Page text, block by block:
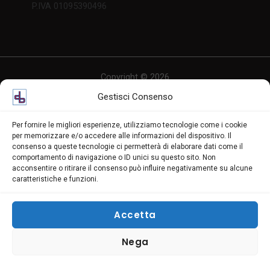
Gestisci Consenso
Per fornire le migliori esperienze, utilizziamo tecnologie come i cookie
per memorizzare e/o accedere alle informazioni del dispositivo. Il
consenso a queste tecnologie ci permetterà di elaborare dati come il
comportamento di navigazione o ID unici su questo sito. Non
acconsentire o ritirare il consenso può influire negativamente su alcune
caratteristiche e funzioni.
Accetta
Nega
P.IVA 01095390496
Copyright © 2026
Biasci srl